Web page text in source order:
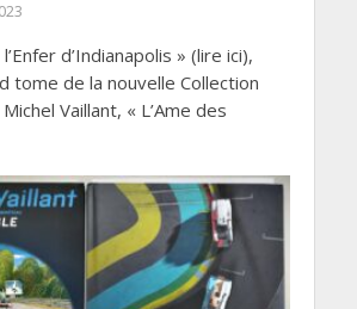
d’Indianapolis » (lire ici),
tome de la nouvelle Collection
Vaillant, « L’Ame des